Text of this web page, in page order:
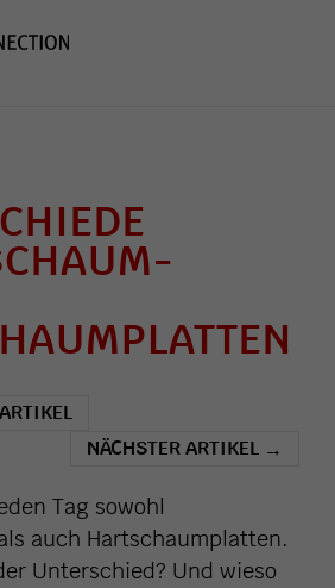
NÄCHSTER ARTIKEL →
Tag sowohl
auch Hartschaumplatten.
Unterschied? Und wieso